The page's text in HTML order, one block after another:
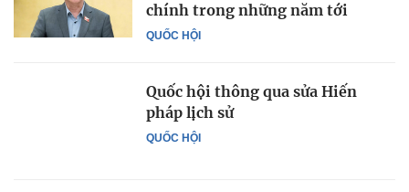
QUỐC HỘI
chính trong những năm tới
QUỐC HỘI
Quốc hội thông qua sửa Hiến
pháp lịch sử